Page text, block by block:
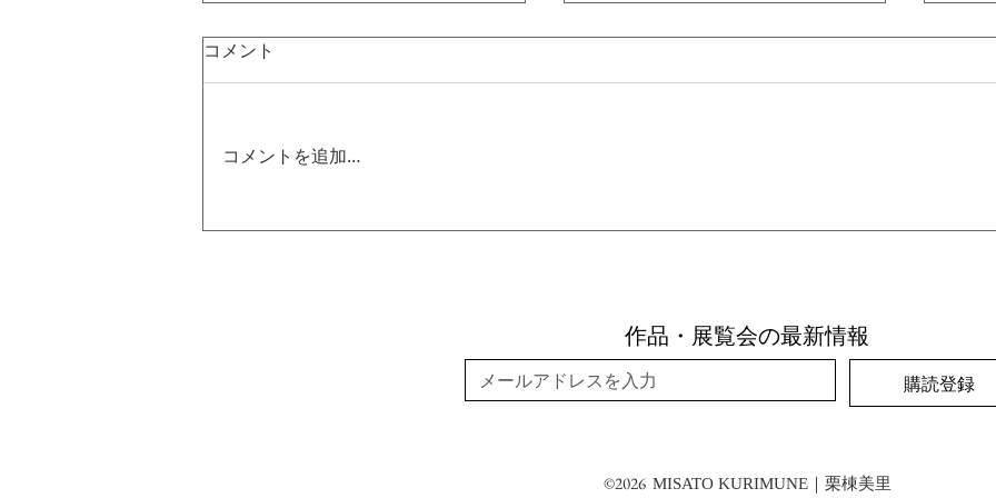
コメント
コメントを追加…
作品・展覧会の最新情報
購読登録
©2026 MISATO KURIMUNE｜栗棟美里